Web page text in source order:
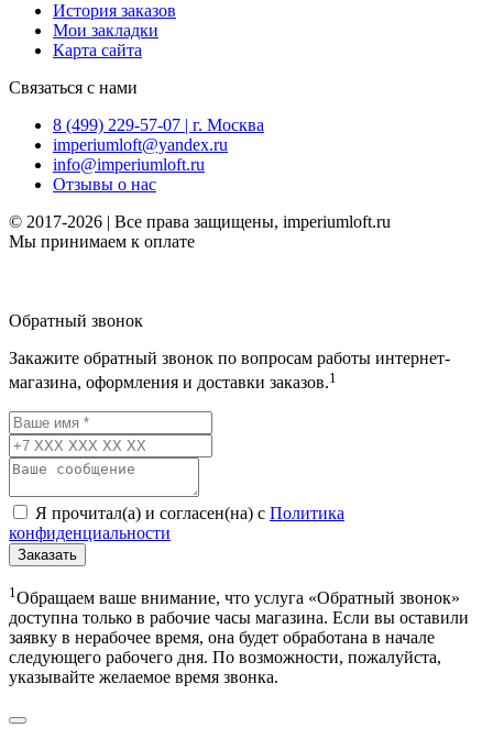
История заказов
Мои закладки
Карта сайта
Связаться с нами
8 (499) 229-57-07 | г. Москва
imperiumloft@yandex.ru
info@imperiumloft.ru
Отзывы о нас
© 2017-2026 | Все права защищены, imperiumloft.ru
Мы принимаем к оплате
Обратный звонок
Закажите обратный звонок по вопросам работы интернет-
магазина, оформления и доставки заказов.1
Я прочитал(а) и согласен(на) с Политика
конфиденциальности
Заказать
1 Обращаем ваше внимание, что услуга «Обратный звонок»
доступна только в рабочие часы магазина. Если вы оставили
заявку в нерабочее время, она будет обработана в начале
следующего рабочего дня. По возможности, пожалуйста,
указывайте желаемое время звонка.